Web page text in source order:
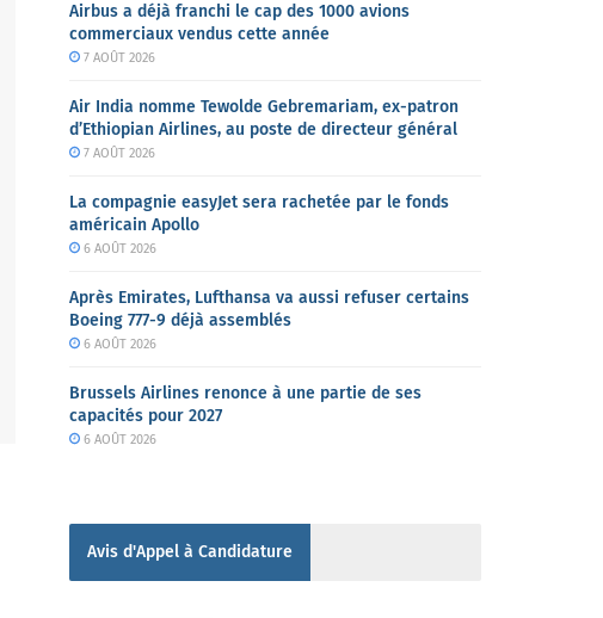
Airbus a déjà franchi le cap des 1000 avions
commerciaux vendus cette année
7 AOÛT 2026
Air India nomme Tewolde Gebremariam, ex-patron
d’Ethiopian Airlines, au poste de directeur général
7 AOÛT 2026
La compagnie easyJet sera rachetée par le fonds
américain Apollo
6 AOÛT 2026
Après Emirates, Lufthansa va aussi refuser certains
Boeing 777-9 déjà assemblés
6 AOÛT 2026
Brussels Airlines renonce à une partie de ses
capacités pour 2027
6 AOÛT 2026
Avis d'Appel à Candidature